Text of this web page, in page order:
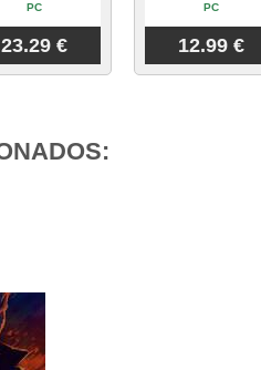
PC
23.29 €
PC
12.99 €